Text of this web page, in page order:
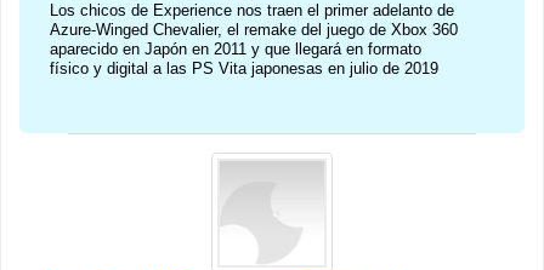
Los chicos de Experience nos traen el primer adelanto de
Azure-Winged Chevalier, el remake del juego de Xbox 360
aparecido en Japón en 2011 y que llegará en formato
físico y digital a las PS Vita japonesas en julio de 2019